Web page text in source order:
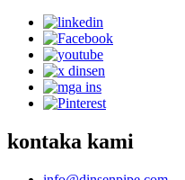
kontaka kami